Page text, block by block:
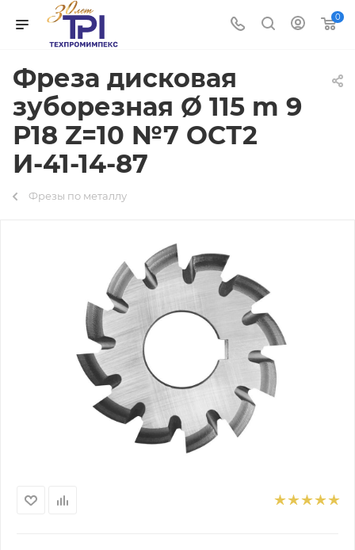
0
Фреза дисковая
зуборезная Ø 115 m 9
Р18 Z=10 №7 ОСТ2
И-41-14-87
Фрезы по металлу